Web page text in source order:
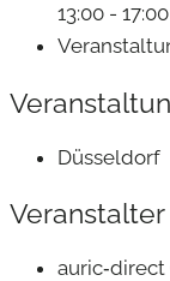
13:00 - 17:00
Düsseldorf
Veranstalter
auric‐direct